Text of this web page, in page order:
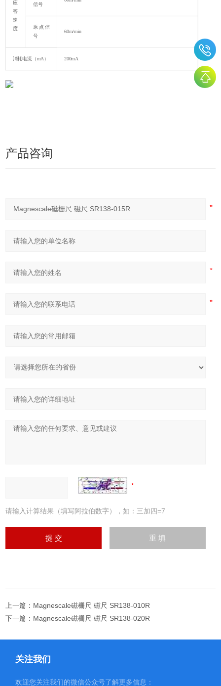
应
答
速
度
信号
原点信
号
60m/min
消耗电流（mA） 200mA
产品咨询
请输入计算结果（填写阿拉伯数字），如：三加四=7
上一篇： Magnescale磁栅尺 磁尺 SR138-010R
下一篇： Magnescale磁栅尺 磁尺 SR138-020R
关注我们
欢迎您关注我们的微信公众号了解更多信息：